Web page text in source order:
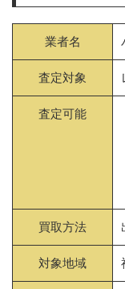
業者名
査定対象
査定可能
買取方法
対象地域